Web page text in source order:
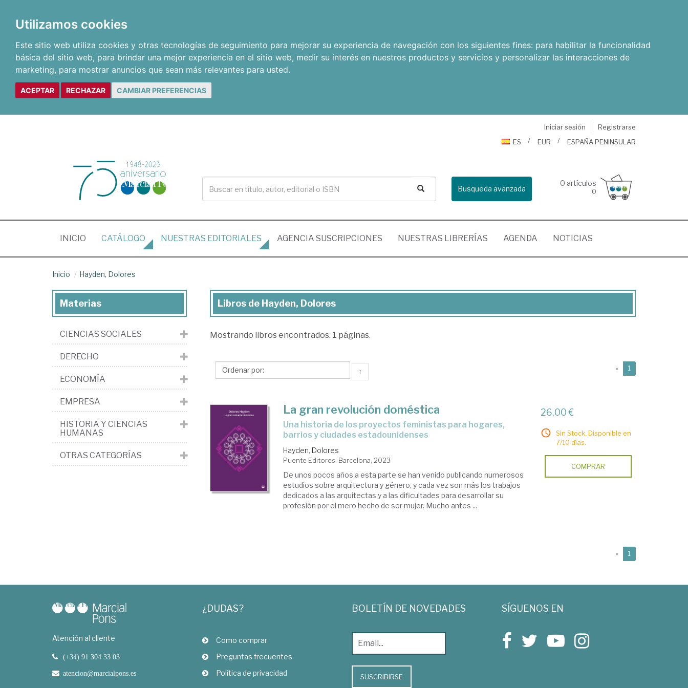
Utilizamos cookies
Este sitio web utiliza cookies y otras tecnologías de seguimiento para mejorar su experiencia de navegación con los siguientes fines: para habilitar la funcionalidad
básica del sitio web, para brindar una mejor experiencia en el sitio web, medir su interés en nuestros productos y servicios y personalizar las interacciones de
marketing, para mostrar anuncios que sean más relevantes para usted.
ACEPTAR RECHAZAR CAMBIAR PREFERENCIAS
Iniciar sesión
Registrarse
ES
EUR ESPAÑA PENINSULAR
Busqueda avanzada
0 artículos
0
INICIO (CURRENT)
CATÁLOGO NUESTRAS EDITORIALES AGENCIA SUSCRIPCIONES NUESTRAS LIBRERÍAS AGENDA NOTICIAS
Inicio Hayden, Dolores
Libros
Hayden,
Libros de Hayden, Dolores
Mostrando libros encontrados. 1 páginas.
↑ « 1
La gran revolución doméstica
una historia de los proyectos feministas para hogares,
barrios y ciudades estadounidenses
Hayden, Dolores
Puente Editores. Barcelona, 2023
De unos pocos años a esta parte se han venido publicando numerosos
estudios sobre arquitectura y género, y cada vez son más los trabajos
dedicados a las arquitectas y a las dificultades para desarrollar su
profesión por el mero hecho de ser mujer. Mucho antes ...
26,00 €
Sin Stock. Disponible en
7/10 días.
COMPRAR
« 1
Materias
CIENCIAS SOCIALES
DERECHO
ECONOMÍA
EMPRESA
HISTORIA Y CIENCIAS
HUMANAS
OTRAS CATEGORÍAS
Atención al cliente
(+34) 91 304 33 03
atencion@marcialpons.es
¿DUDAS?
Como comprar
Preguntas frecuentes
Política de privacidad
BOLETÍN DE NOVEDADES
SUSCRIBIRSE
SÍGUENOS EN